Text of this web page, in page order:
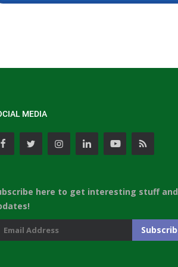
MEDIA
here to get interesting stuff and